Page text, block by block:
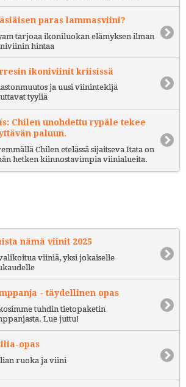
paras lammasviini?
tarjoaa ikoniluokan elämyksen ilman
hintaa
ikoniviinit kriisissä
ja uusi viinintekijä
tyyliä
Chilen unohdettu rypäle tekee
paluun.
Chilen etelässä sijaitseva Itata on
hetken kiinnostavimpia viinialueita.
nämä viinit 2025
viiniä, yksi jokaiselle
- täydellinen opas
tuhdin tietopaketin
Lue juttu!
opas
ruoka ja viini